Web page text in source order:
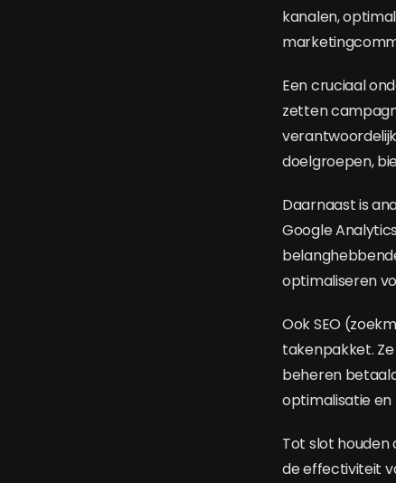
kanalen,
Een cruciaal
zetten
doelgroepen,
Daarnaast is
Google
optimaliseren
Ook SEO
takenpakket.
beheren
optimalisatie
Tot slot
de effectiviteit